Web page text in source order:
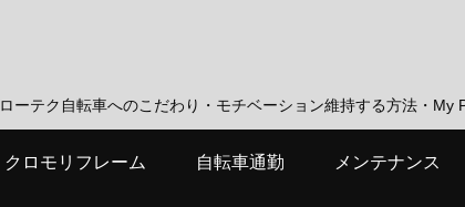
ローテク自転車へのこだわり・モチベーション維持する方法・
クロモリフレーム 自転車通勤 メンテナンス